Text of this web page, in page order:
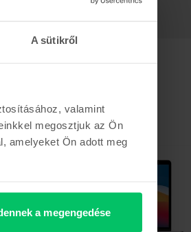
A sütikről
valamint
megosztjuk az Ön
amelyeket Ön adott meg
a megengedése